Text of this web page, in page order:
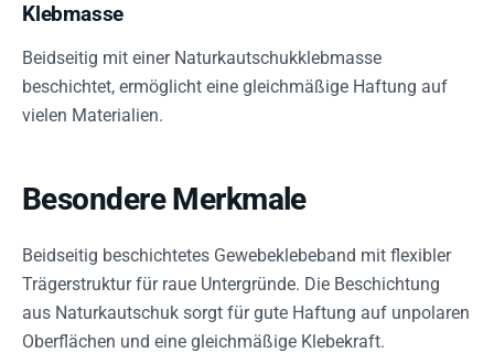
Klebmasse
Beidseitig mit einer Naturkautschukklebmasse
beschichtet, ermöglicht eine gleichmäßige Haftung auf
vielen Materialien.
Besondere Merkmale
Beidseitig beschichtetes Gewebeklebeband mit flexibler
Trägerstruktur für raue Untergründe. Die Beschichtung
aus Naturkautschuk sorgt für gute Haftung auf unpolaren
Oberflächen und eine gleichmäßige Klebekraft.